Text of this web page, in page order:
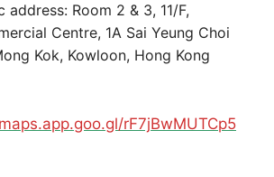
address: Room 2 & 3, 11/F,
Centre, 1A Sai Yeung Choi
Kok, Kowloon, Hong Kong
rF7jBwMUTCp5